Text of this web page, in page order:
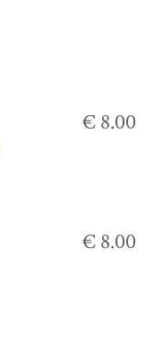
€ 8.00
€ 8.00